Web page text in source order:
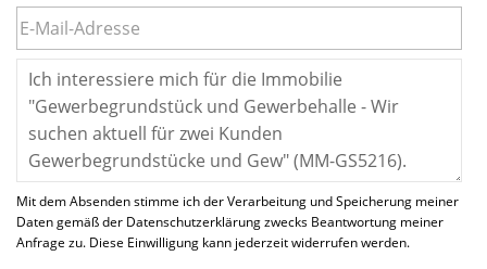
Mit dem Absenden stimme ich der Verarbeitung und Speicherung meiner
Daten gemäß der Datenschutzerklärung zwecks Beantwortung meiner
Anfrage zu. Diese Einwilligung kann jederzeit widerrufen werden.